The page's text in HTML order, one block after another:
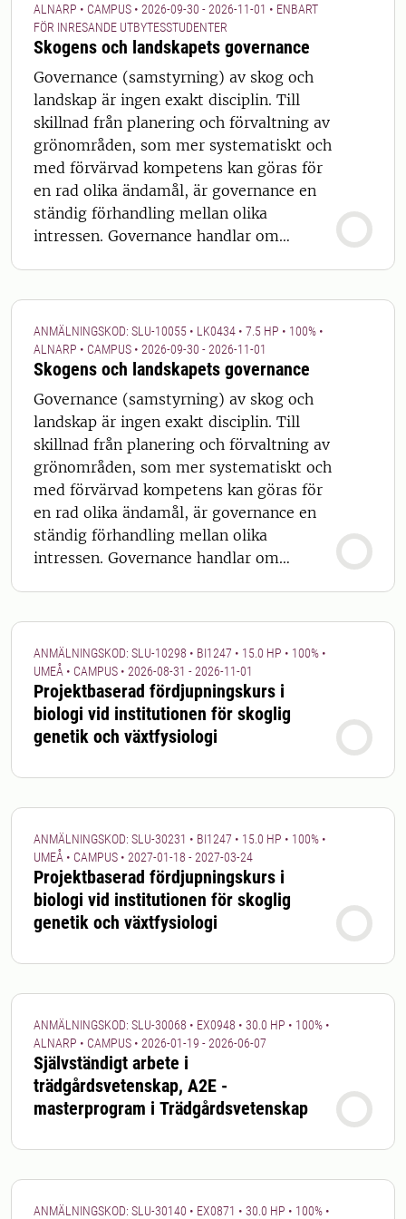
botanik, 7,5 hp). Under de 10 veckor
kurserna ges så varvas veckorna mellan
kurserna, med heltidsstudier på
respektive kurs. Det innebär att om
enbart en av kurserna läses så blir det
perioder med heltidsstudier som kommer
att varvas med perioder helt utan studier.
uthålligheten säkras. Kursen är indelad i
tre huvudavsnitt: produktion, transport
samt koordinering. Produktions- och
transportavsnitten omfattar ekonomi,
upphandling och styrning för att uppfylla
leveransplaner till industrier.
Koordinering omfattar organisering av
aktiviteter för planering, genomförande
och uppföljning mellan länkarna i den
skogsindustriella försörjningskedjan.
Kursen kan genomföras helt på distans.
studenter som är fysiskt närvarande.
ALNARP • CAMPUS • 2026-09-30 - 2026-11-01 • ENBART
FÖR INRESANDE UTBYTESSTUDENTER
Skogens och landskapets governance
Governance (samstyrning) av skog och
landskap är ingen exakt disciplin. Till
skillnad från planering och förvaltning av
grönområden, som mer systematiskt och
med förvärvad kompetens kan göras för
en rad olika ändamål, är governance en
ständig förhandling mellan olika
intressen. Governance handlar om
påverkar hur skog och landskap förvaltas.
I den här kursen gör vi en djupdykning in
i governanceteorier och –trender, och
tillämpar vår kunskap på samtida,
verkliga fall, i allt från naturbaserade
lösningar, över skogsförvaltning i den
globala syd, till miljörättvisa. I kursen
ingår muntliga prov och muntliga
gruppredovisningar.
ANMÄLNINGSKOD: SLU-10055 • LK0434 • 7.5 HP • 100% •
ALNARP • CAMPUS • 2026-09-30 - 2026-11-01
Skogens och landskapets governance
Governance (samstyrning) av skog och
landskap är ingen exakt disciplin. Till
skillnad från planering och förvaltning av
grönområden, som mer systematiskt och
med förvärvad kompetens kan göras för
en rad olika ändamål, är governance en
ständig förhandling mellan olika
intressen. Governance handlar om
påverkar hur skog och landskap förvaltas.
I den här kursen gör vi en djupdykning in
i governanceteorier och –trender, och
tillämpar vår kunskap på samtida,
verkliga fall, i allt från naturbaserade
lösningar, över skogsförvaltning i den
gruppredovisningar.
ANMÄLNINGSKOD: SLU-10298 • BI1247 • 15.0 HP • 100% •
UMEÅ • CAMPUS • 2026-08-31 - 2026-11-01
Projektbaserad fördjupningskurs i
biologi vid institutionen för skoglig
genetik och växtfysiologi
ANMÄLNINGSKOD: SLU-30231 • BI1247 • 15.0 HP • 100% •
UMEÅ • CAMPUS • 2027-01-18 - 2027-03-24
Projektbaserad fördjupningskurs i
biologi vid institutionen för skoglig
genetik och växtfysiologi
ANMÄLNINGSKOD: SLU-30068 • EX0948 • 30.0 HP • 100% •
ALNARP • CAMPUS • 2026-01-19 - 2026-06-07
Självständigt arbete i
trädgårdsvetenskap, A2E -
masterprogram i Trädgårdsvetenskap
ANMÄLNINGSKOD: SLU-30140 • EX0871 • 30.0 HP • 100% •